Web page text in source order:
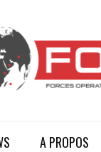
A PROPOS